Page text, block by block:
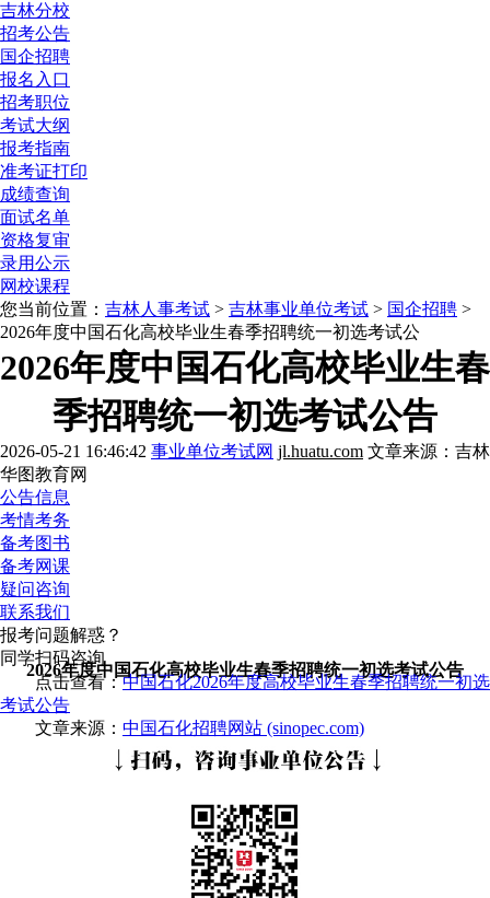
吉林分校
招考公告
国企招聘
报名入口
招考职位
考试大纲
报考指南
准考证打印
成绩查询
面试名单
资格复审
录用公示
网校课程
您当前位置： 吉林人事考试 > 吉林事业单位考试 > 国企招聘 >
2026年度中国石化高校毕业生春季招聘统一初选考试公
2026年度中国石化高校毕业生春
季招聘统一初选考试公告
2026-05-21 16:46:42 事业单位考试网 jl.huatu.com 文章来源：吉林
华图教育网
公告信息
考情考务
备考图书
备考网课
疑问咨询
联系我们
报考问题解惑？
同学扫码咨询
2026年度中国石化高校毕业生春季招聘统一初选考试公告
点击查看：中国石化2026年度高校毕业生春季招聘统一初选
考试公告
文章来源： 中国石化招聘网站 (sinopec.com)